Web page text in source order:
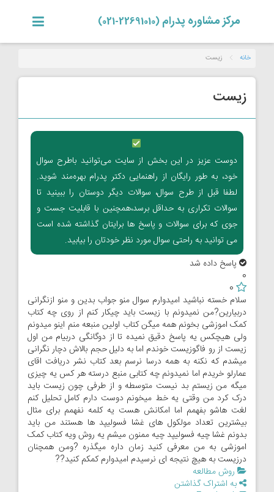
مرکز مشاوره پدرام (22691010-021)
خانه زیست
زیست
دوست عزیز در این بخش از سایت می‌توانید باطرح سوال
خود، به طور رایگان از راهنمایی دکتر پدرام بهره‌مند شوید.
لطفا قبل از طرح سوال، سوالات دیگر دوستان را ببینید تا
سوالات تکراری به حداقل برسد،همچنین با قابلیت جست و
جوی که برای سوالات و پاسخ ها برایتان گذاشته شده است
می توانید به راحتی سوال مورد نظر خودتان را بیابید.
پاسخ داده شد
0
0
سلام خسته نباشید امیدوارم سوال منو جواب بدین و منو ازنگرانی
دربیارین?من نمیدونم با زیست باید چیکار کنم از روی چه کتاب
کمک اموزشی بخونم همه میگن کتاب اولین منبعه منم اینو میدونم
ولی هیچکس یه پاسخ دقیق نمیده تا از دوگانگی دربیام من اول
زیست از رو فاگوزیست خوندم اما به دلیل حجم بالاش دچار نگرانی
میشدم که نکنه به همه درسا نرسم بعد کتاب نشر دریافت اقای
عمارلو خریدم اما نمیدونم چه کتابی منبع درسته هر کس یه چیزی
میگه من زیستم بد نیست متوسطه و از طرفی چون زیست باید
درک کرد من وقتی یه خط میخونم دوست دارم کامل تحلیل کنم
لغت هاشو بفهمم اما امکانش هست یه کلمه نفهمم برای مثال
بیشترین تعداد مولکول های غشا فسولیپد ها هستند من باید
بدونم غشا چیه فسولیپد چیه ممنون میشم یه روش ویه کتاب کمک
اموزشی به من معرفی کنید زمان داره میگذره ?ومن همچنان
درزیست به هیچ نتیجه ای نرسیدم امیدوارم کمکم کنید??
روش مطالعه
به اشتراک گذاشتن